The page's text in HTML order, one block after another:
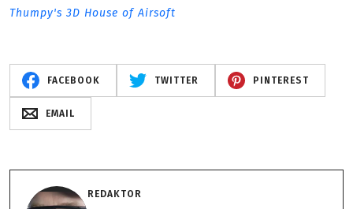
Thumpy's 3D House of Airsoft
FACEBOOK TWITTER PINTEREST
EMAIL
REDAKTOR